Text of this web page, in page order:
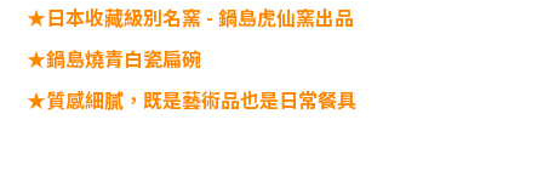
★日本收藏級別名窯 - 鍋島虎仙窯出品
★鍋島燒青白瓷扁碗
★質感細膩，既是藝術品也是日常餐具